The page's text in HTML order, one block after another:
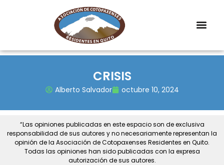
CRISIS
Alberto Salvador octubre 10, 2024
“Las opiniones publicadas en este espacio son de exclusiva
responsabilidad de sus autores y no necesariamente representan la
opinión de la Asociación de Cotopaxenses Residentes en Quito.
Todas las opiniones han sido publicadas con la expresa
autorización de sus autores.